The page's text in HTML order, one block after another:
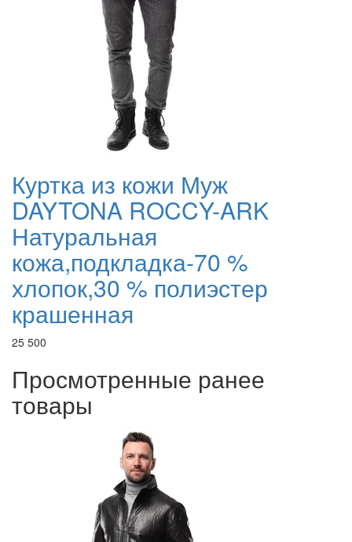
Куртка из кожи Муж
DAYTONA ROCCY-ARK
Натуральная
кожа,подкладка-70 %
хлопок,30 % полиэстер
крашенная
25 500
Просмотренные ранее
товары